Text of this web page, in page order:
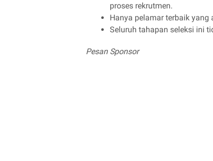
proses rekrutmen.
Hanya pelamar terbaik
Seluruh tahapan seleksi ini
Pesan Sponsor